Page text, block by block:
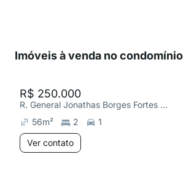
Imóveis à venda no condomínio
R$ 250.000
R. General Jonathas Borges Fortes 50, Glória
56m² 2
1
Ver contato